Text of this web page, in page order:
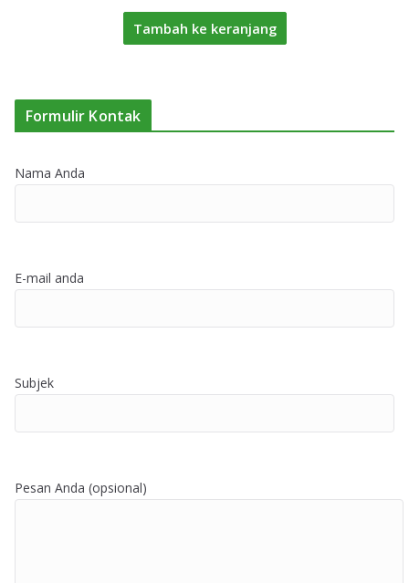
Tambah ke keranjang
Formulir Kontak
Nama Anda
E-mail anda
Subjek
Pesan Anda (opsional)